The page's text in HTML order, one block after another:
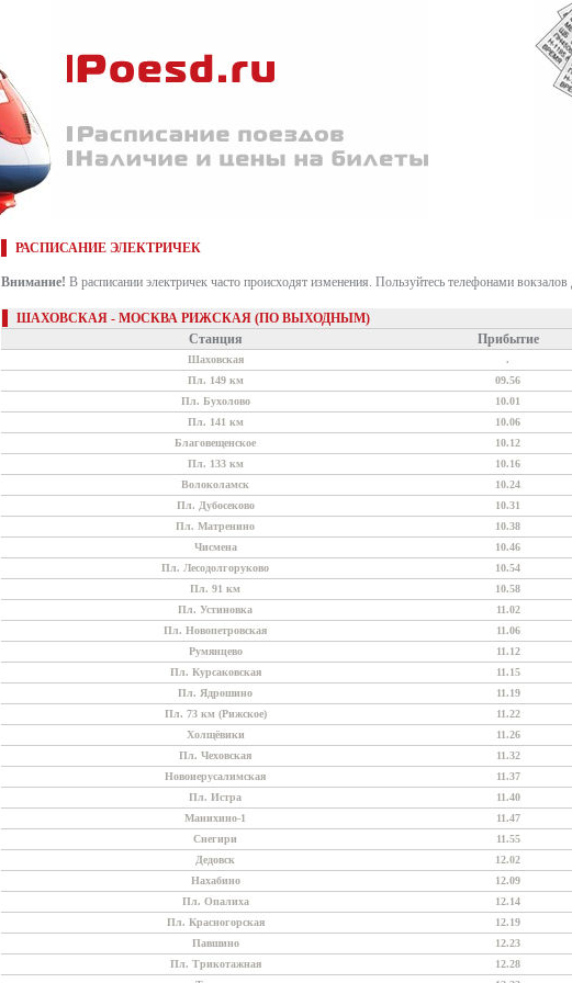
РАСПИСАНИЕ ЭЛЕКТРИЧЕК
Внимание! В расписании электричек часто происходят изменения. Пользуйтесь телефонами вокзалов
ШАХОВСКАЯ - МОСКВА РИЖСКАЯ (ПО ВЫХОДНЫМ)
Станция
Прибытие
Шаховская .
Пл. 149 км
09.56
Пл. Бухолово
10.01
Пл. 141 км
10.06
Благовещенское
10.12
Пл. 133 км
10.16
Волоколамск
10.24
Пл. Дубосеково
10.31
Пл. Матренино
10.38
Чисмена
10.46
Пл. Лесодолгоруково
10.54
Пл. 91 км
10.58
Пл. Устиновка
11.02
Пл. Новопетровская
11.06
Румянцево
11.12
Пл. Курсаковская
11.15
Пл. Ядрошино
11.19
Пл. 73 км (Рижское)
11.22
Холщёвики
11.26
Пл. Чеховская
11.32
Новоиерусалимская
11.37
Пл. Истра
11.40
Манихино-1
11.47
Снегири
11.55
Дедовск
12.02
Нахабино
12.09
Пл. Опалиха
12.14
Пл. Красногорская
12.19
Павшино
12.23
Пл. Трикотажная
12.28